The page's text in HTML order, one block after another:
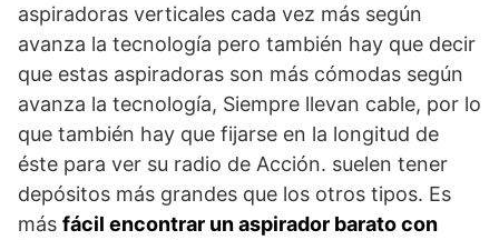
aspiradoras verticales cada vez más según
avanza la tecnología pero también hay que decir
que estas aspiradoras son más cómodas según
avanza la tecnología, Siempre llevan cable, por lo
que también hay que fijarse en la longitud de
éste para ver su radio de Acción. suelen tener
depósitos más grandes que los otros tipos. Es
más fácil encontrar un aspirador barato con